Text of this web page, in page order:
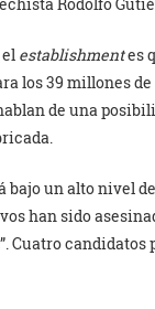
establishmentes
los 39 millones
de una
bajo un alto nivel
han sido
Cuatro